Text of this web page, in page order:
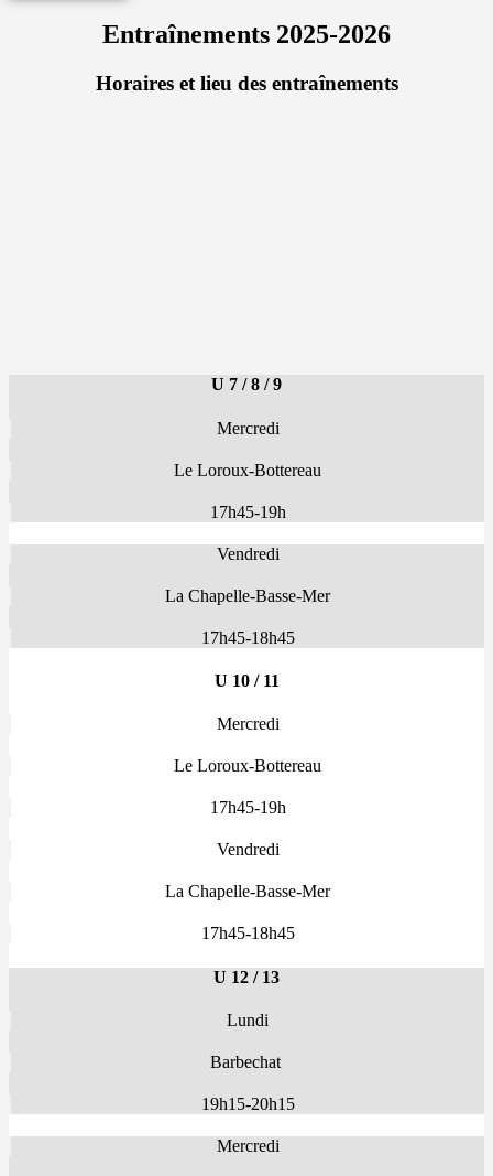
Entraînements 2025-2026
Horaires et lieu des entraînements
U 7 / 8 / 9
Mercredi
Le Loroux-Bottereau
17h45-19h
Vendredi
La Chapelle-Basse-Mer
17h45-18h45
U 10 / 11
Mercredi
Le Loroux-Bottereau
17h45-19h
Vendredi
La Chapelle-Basse-Mer
17h45-18h45
U 12 / 13
Lundi
Barbechat
19h15-20h15
Mercredi